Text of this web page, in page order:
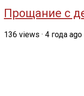
Прощание с
136 views · 4 года ago